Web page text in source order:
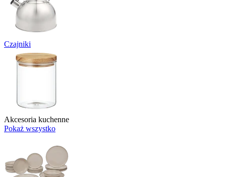
Czajniki
Akcesoria kuchenne
Pokaż wszystko